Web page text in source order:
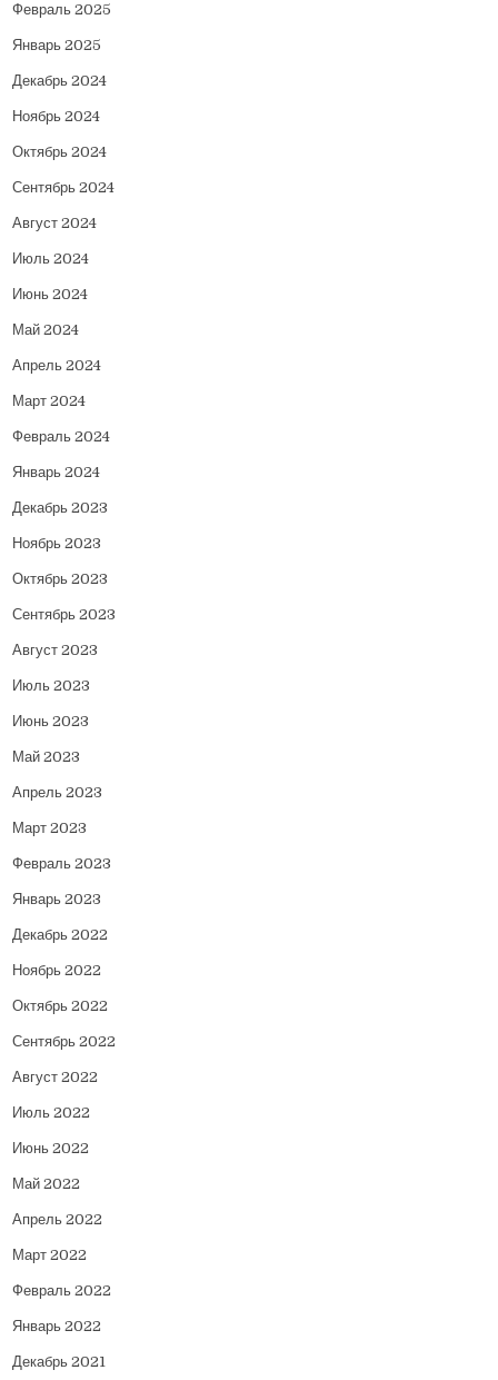
Февраль 2025
Январь 2025
Декабрь 2024
Ноябрь 2024
Октябрь 2024
Сентябрь 2024
Август 2024
Июль 2024
Июнь 2024
Май 2024
Апрель 2024
Март 2024
Февраль 2024
Январь 2024
Декабрь 2023
Ноябрь 2023
Октябрь 2023
Сентябрь 2023
Август 2023
Июль 2023
Июнь 2023
Май 2023
Апрель 2023
Март 2023
Февраль 2023
Январь 2023
Декабрь 2022
Ноябрь 2022
Октябрь 2022
Сентябрь 2022
Август 2022
Июль 2022
Июнь 2022
Май 2022
Апрель 2022
Март 2022
Февраль 2022
Январь 2022
Декабрь 2021